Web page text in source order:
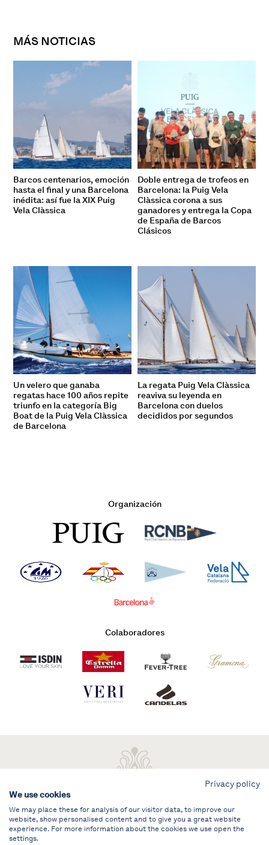
MÁS NOTICIAS
Barcos centenarios, emoción
hasta el final y una Barcelona
inédita: así fue la XIX Puig
Vela Clàssica
Doble entrega de trofeos en
Barcelona: la Puig Vela
Clàssica corona a sus
ganadores y entrega la Copa
de España de Barcos
Clásicos
Un velero que ganaba
regatas hace 100 años repite
triunfo en la categoría Big
Boat de la Puig Vela Clàssica
de Barcelona
La regata Puig Vela Clàssica
reaviva su leyenda en
Barcelona con duelos
decididos por segundos
Organización
Colaboradores
Privacy policy
We use cookies
We may place these for analysis of our visitor data, to improve our
website, show personalised content and to give you a great website
experience. For more information about the cookies we use open the
settings.